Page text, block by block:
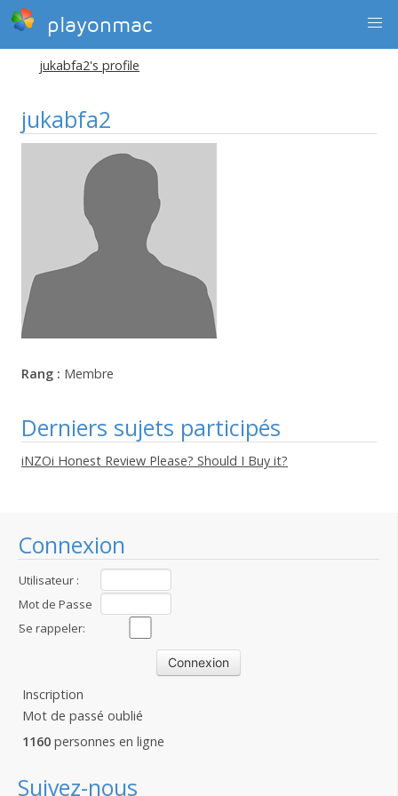
playonmac
Connexion
Utilisateur :
Mot de Passe
:Se rappeler:
Inscription
Mot de passé oublié
1160 personnes en ligne
Suivez-nous
jukabfa2's profile
jukabfa2
Rang : Membre
Derniers sujets participés
iNZOi Honest Review Please? Should I Buy it?